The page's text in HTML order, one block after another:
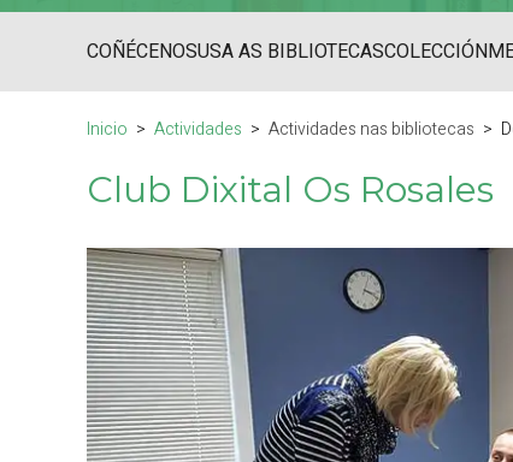
COÑÉCENOSUSA AS BIBLIOTECASCOLECCIÓN
Inicio Actividades Actividades nas bibliotecas
Club Dixital Os Rosales